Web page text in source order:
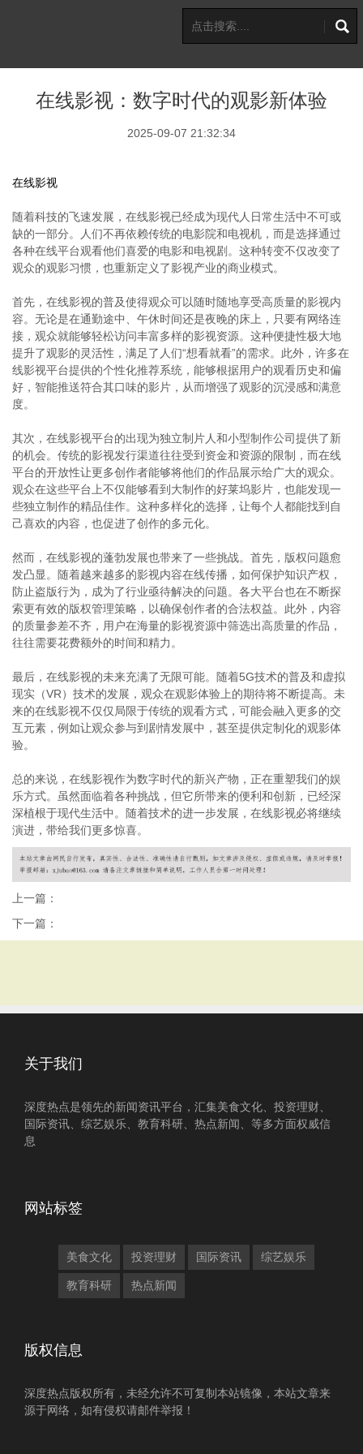
在线影视：数字时代的观影新体验
2025-09-07 21:32:34
在线影视
随着科技的飞速发展，在线影视已经成为现代人日常生活中不可或
缺的一部分。人们不再依赖传统的电影院和电视机，而是选择通过
各种在线平台观看他们喜爱的电影和电视剧。这种转变不仅改变了
观众的观影习惯，也重新定义了影视产业的商业模式。
首先，在线影视的普及使得观众可以随时随地享受高质量的影视内
容。无论是在通勤途中、午休时间还是夜晚的床上，只要有网络连
接，观众就能够轻松访问丰富多样的影视资源。这种便捷性极大地
提升了观影的灵活性，满足了人们“想看就看”的需求。此外，许多在
线影视平台提供的个性化推荐系统，能够根据用户的观看历史和偏
好，智能推送符合其口味的影片，从而增强了观影的沉浸感和满意
度。
其次，在线影视平台的出现为独立制片人和小型制作公司提供了新
的机会。传统的影视发行渠道往往受到资金和资源的限制，而在线
平台的开放性让更多创作者能够将他们的作品展示给广大的观众。
观众在这些平台上不仅能够看到大制作的好莱坞影片，也能发现一
些独立制作的精品佳作。这种多样化的选择，让每个人都能找到自
己喜欢的内容，也促进了创作的多元化。
然而，在线影视的蓬勃发展也带来了一些挑战。首先，版权问题愈
发凸显。随着越来越多的影视内容在线传播，如何保护知识产权，
防止盗版行为，成为了行业亟待解决的问题。各大平台也在不断探
索更有效的版权管理策略，以确保创作者的合法权益。此外，内容
的质量参差不齐，用户在海量的影视资源中筛选出高质量的作品，
往往需要花费额外的时间和精力。
最后，在线影视的未来充满了无限可能。随着5G技术的普及和虚拟
现实（VR）技术的发展，观众在观影体验上的期待将不断提高。未
来的在线影视不仅仅局限于传统的观看方式，可能会融入更多的交
互元素，例如让观众参与到剧情发展中，甚至提供定制化的观影体
验。
总的来说，在线影视作为数字时代的新兴产物，正在重塑我们的娱
乐方式。虽然面临着各种挑战，但它所带来的便利和创新，已经深
深植根于现代生活中。随着技术的进一步发展，在线影视必将继续
演进，带给我们更多惊喜。
上一篇：
下一篇：
关于我们
深度热点是领先的新闻资讯平台，汇集美食文化、投资理财、
国际资讯、综艺娱乐、教育科研、热点新闻、等多方面权威信
息
网站标签
美食文化 投资理财 国际资讯 综艺娱乐
教育科研 热点新闻
版权信息
深度热点版权所有，未经允许不可复制本站镜像，本站文章来
源于网络，如有侵权请邮件举报！